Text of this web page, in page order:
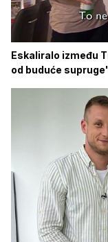
Eskaliralo između
od buduće supruge'